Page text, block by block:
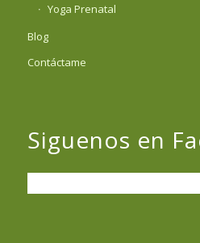
Yoga Prenatal
Blog
Contáctame
Siguenos en